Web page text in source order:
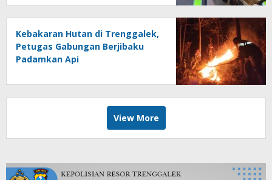
Kebakaran Hutan di Trenggalek,
Petugas Gabungan Berjibaku
Padamkan Api
View More